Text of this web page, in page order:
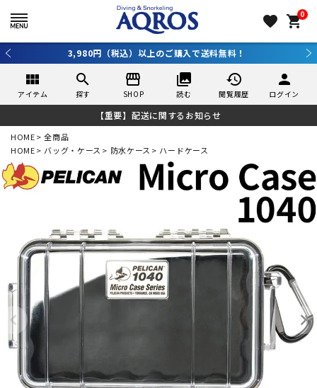
favorite 0
shopping_cart
3,980円（税込）以上のご購入で送料無料！
view_module
アイテム
search
探す
storefront
SHOP
collections
読む
history
閲覧履歴
person
ログイン
【重要】配送に関するお知らせ
HOME
全商品
HOME
バッグ・ケース 防水ケース ハードケース